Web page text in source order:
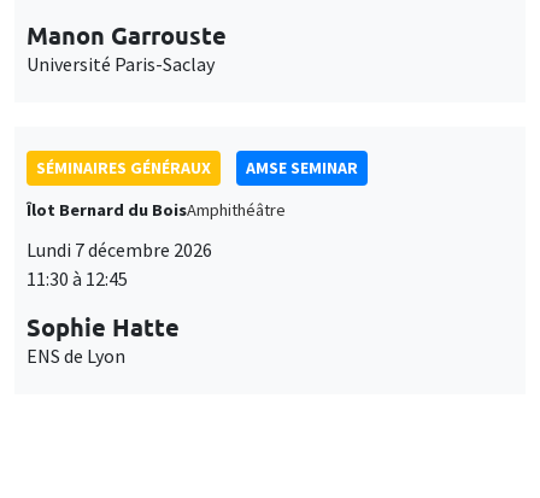
Manon Garrouste
Université Paris-Saclay
SÉMINAIRES GÉNÉRAUX
AMSE SEMINAR
Îlot Bernard du BoisAmphithéâtre
Lundi 7 décembre 2026
11:30 à 12:45
Sophie Hatte
ENS de Lyon